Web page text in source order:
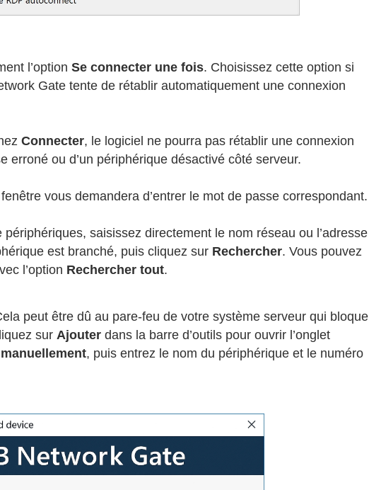
l’optionSe connecter une fois. Choisissez cette option si
Gate tente de rétablir automatiquement une connexion
Connecter, le logiciel ne pourra pas rétablir une connexion
erroné ou d’un périphérique désactivé côté serveur.
vous demandera d’entrer le mot de passe correspondant.
saisissez directement le nom réseau ou l’adresse
est branché, puis cliquez sur Rechercher. Vous pouvez
l’option Rechercher tout.
peut être dû au pare-feu de votre système serveur qui bloque
sur Ajouter dans la barre d’outils pour ouvrir l’onglet
, puis entrez le nom du périphérique et le numéro